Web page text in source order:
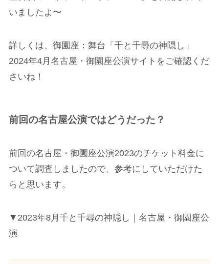
いましたよ〜
詳しくは、御園座：舞台「千と千尋の神隠し」
2024年4月名古屋・御園座公演サイトをご確認くだ
さいね！
前回の名古屋公演ではどうだった？
前回の名古屋・御園座公演2023のチケット料金に
ついて調査しましたので、参考にしていただけた
らと思います。
▼2023年8月千と千尋の神隠し｜名古屋・御園座公
演